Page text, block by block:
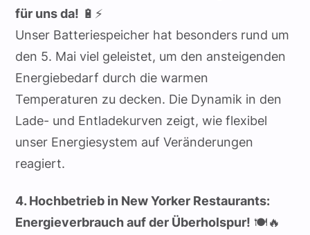
für uns da! 🔋⚡
Unser Batteriespeicher hat besonders rund um
den 5. Mai viel geleistet, um den ansteigenden
Energiebedarf durch die warmen
Temperaturen zu decken. Die Dynamik in den
Lade- und Entladekurven zeigt, wie flexibel
unser Energiesystem auf Veränderungen
reagiert.
4. Hochbetrieb in New Yorker Restaurants:
Energieverbrauch auf der Überholspur! 🍽️🔥